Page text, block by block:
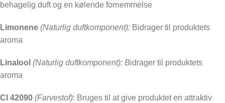
behagelig duft og en kølende fornemmelse
Limonene (Naturlig duftkomponent): Bidrager til produktets
aroma
Linalool (Naturlig duftkomponent): Bidrager til produktets
aroma
CI 42090 (Farvestof): Bruges til at give produktet en attraktiv